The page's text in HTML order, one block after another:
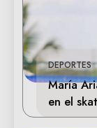
DEPORTES
María
en el